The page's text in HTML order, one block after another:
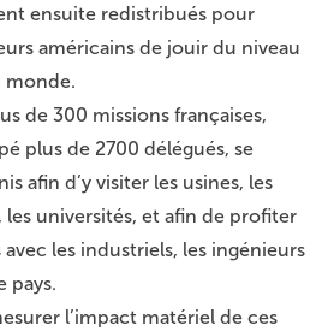
ensuite redistribués pour
américains de jouir du niveau
monde.
de 300 missions françaises,
plus de 2700 délégués, se
afin d’y visiter les usines, les
universités, et afin de profiter
avec les industriels, les ingénieurs
pays.
l’impact matériel de ces